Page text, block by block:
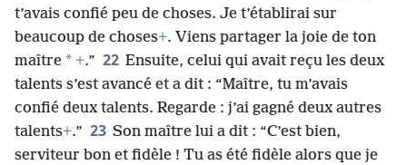
t’avais confié peu de choses. Je t’établirai sur
beaucoup de choses+. Viens partager la joie de ton
maître * +.” 22 Ensuite, celui qui avait reçu les deux
talents s’est avancé et a dit : “Maître, tu m’avais
confié deux talents. Regarde : j’ai gagné deux autres
talents+.” 23 Son maître lui a dit : “C’est bien,
serviteur bon et fidèle ! Tu as été fidèle alors que je